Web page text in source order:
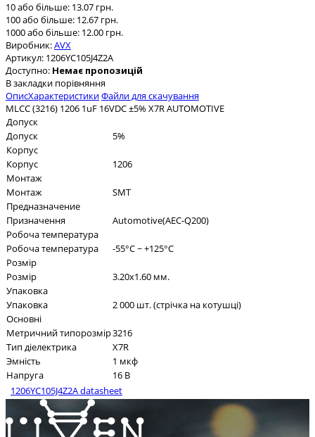
10 або більше: 13.07 грн.
100 або більше: 12.67 грн.
1000 або більше: 12.00 грн.
Виробник:AVX
Артикул: 1206YC105J4Z2A
Доступно: Немає пропозицій
В закладки порівняння
ОписХарактеристикиФайли для скачування
MLCC (3216) 1206 1uF 16VDC ±5% X7R AUTOMOTIVE
Допуск
Допуск
5%
Корпус
Корпус
1206
Монтаж
Монтаж
SMT
Предназначение
Призначення
Automotive(AEC-Q200)
Робоча температура
Робоча температура
-55°C ~ +125°C
Розмір
Розмір
3.20x1.60 мм.
Упаковка
Упаковка
2 000 шт. (стрічка на котушці)
Основні
Метричний типорозмір3216
Тип діелектрика
X7R
Эмність
1 мкф
Напруга
16 В
1206YC105J4Z2A datasheet